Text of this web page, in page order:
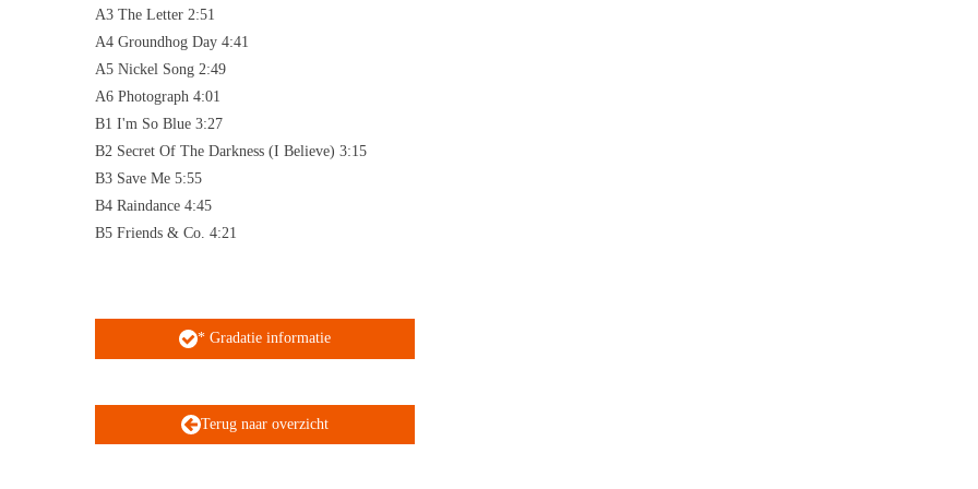
A3 The Letter 2:51
A4 Groundhog Day 4:41
A5 Nickel Song 2:49
A6 Photograph 4:01
B1 I'm So Blue 3:27
B2 Secret Of The Darkness (I Believe) 3:15
B3 Save Me 5:55
B4 Raindance 4:45
B5 Friends & Co. 4:21
* Gradatie informatie
Terug naar overzicht